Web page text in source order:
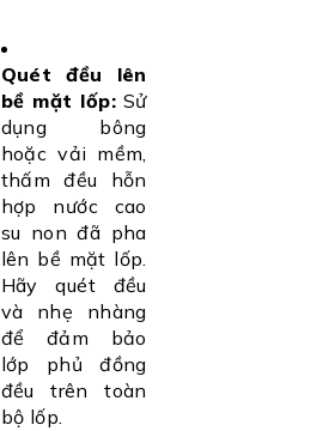
Quét đều lên
bề mặt lốp: Sử
dụng bông
hoặc vải mềm,
thấm đều hỗn
hợp nước cao
su non đã pha
lên bề mặt lốp.
Hãy quét đều
và nhẹ nhàng
để đảm bảo
lớp phủ đồng
đều trên toàn
bộ lốp.